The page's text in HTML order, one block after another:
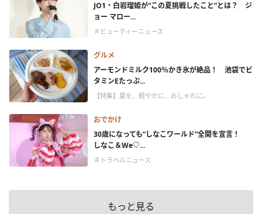
JO1・白岩瑠姫が“この夏挑戦したこと”とは？ ジ
ョー マロー...
＃ビューティーニュース
グルメ
アーモンドミルク100％かき氷が絶品！ 池袋でビ
タミンEたっぷ...
【特集】夏を、軽やかに、おしゃれに。
おでかけ
30歳になっても“しなこワールド”全開を宣言！
しなこ＆We♡...
＃トラベルニュース
もっと見る